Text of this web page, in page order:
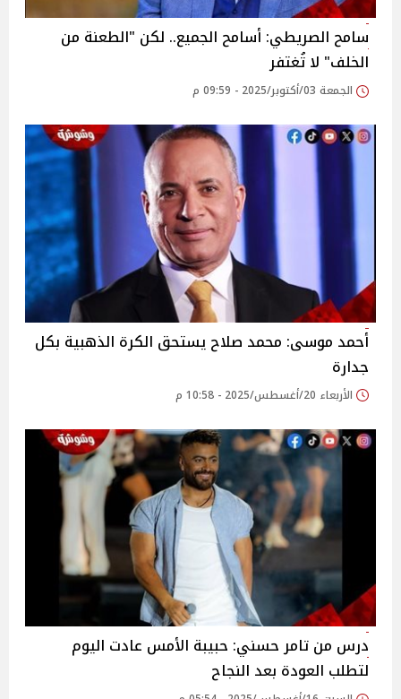
سامح الصريطي: أسامح الجميع.. لكن "الطعنة من
الخلف" لا تُغتفر
الجمعة 03/أكتوبر/2025 - 09:59 م
أحمد موسى: محمد صلاح يستحق الكرة الذهبية بكل
جدارة‎
الأربعاء 20/أغسطس/2025 - 10:58 م
درس من تامر حسني: حبيبة الأمس عادت اليوم
لتطلب العودة بعد النجاح